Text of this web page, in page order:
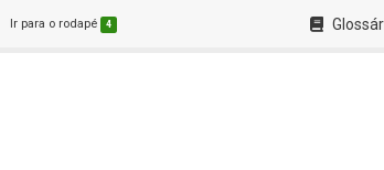
Ir para o rodapé 4